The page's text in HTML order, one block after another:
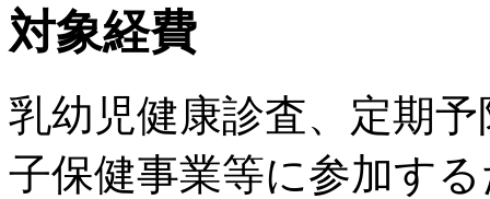
対象経費
乳幼児健康診査、定期
子保健事業等に参加す